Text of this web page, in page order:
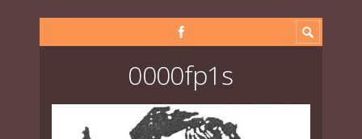
0000fp1s